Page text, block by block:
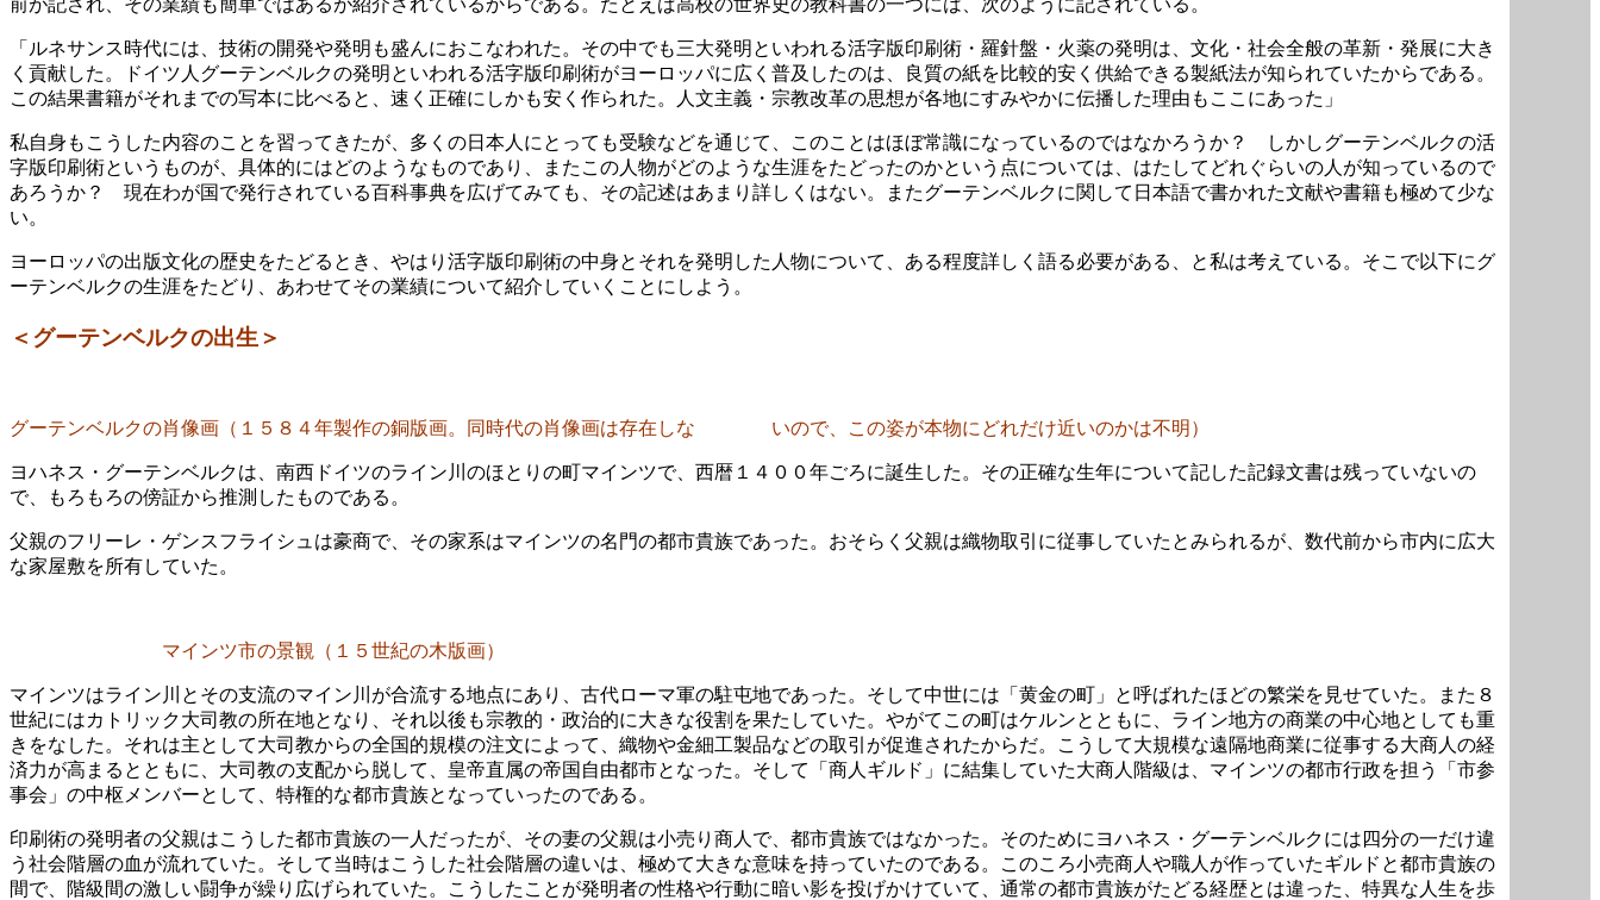
前が記され、その業績も簡単ではあるが紹介されているからである。たとえば高校の世界史の教科書の一つには、次のように記されている。
「ルネサンス時代には、技術の開発や発明も盛んにおこなわれた。その中でも三大発明といわれる活字版印刷術・羅針盤・火薬の発明は、文化・社会全般の革新・発展に大き
く貢献した。ドイツ人グーテンベルクの発明といわれる活字版印刷術がヨーロッパに広く普及したのは、良質の紙を比較的安く供給できる製紙法が知られていたからである。
この結果書籍がそれまでの写本に比べると、速く正確にしかも安く作られた。人文主義・宗教改革の思想が各地にすみやかに伝播した理由もここにあった」
私自身もこうした内容のことを習ってきたが、多くの日本人にとっても受験などを通じて、このことはほぼ常識になっているのではなかろうか？ しかしグーテンベルクの活
字版印刷術というものが、具体的にはどのようなものであり、またこの人物がどのような生涯をたどったのかという点については、はたしてどれぐらいの人が知っているので
あろうか？ 現在わが国で発行されている百科事典を広げてみても、その記述はあまり詳しくはない。またグーテンベルクに関して日本語で書かれた文献や書籍も極めて少な
い。
ヨーロッパの出版文化の歴史をたどるとき、やはり活字版印刷術の中身とそれを発明した人物について、ある程度詳しく語る必要がある、と私は考えている。そこで以下にグ
ーテンベルクの生涯をたどり、あわせてその業績について紹介していくことにしよう。
＜グーテンベルクの出生＞
グーテンベルクの肖像画（１５８４年製作の銅版画。同時代の肖像画は存在しな いので、この姿が本物にどれだけ近いのかは不明）
ヨハネス・グーテンベルクは、南西ドイツのライン川のほとりの町マインツで、西暦１４００年ごろに誕生した。その正確な生年について記した記録文書は残っていないの
で、もろもろの傍証から推測したものである。
父親のフリーレ・ゲンスフライシュは豪商で、その家系はマインツの名門の都市貴族であった。おそらく父親は織物取引に従事していたとみられるが、数代前から市内に広大
な家屋敷を所有していた。
マインツ市の景観（１５世紀の木版画）
マインツはライン川とその支流のマイン川が合流する地点にあり、古代ローマ軍の駐屯地であった。そして中世には「黄金の町」と呼ばれたほどの繁栄を見せていた。また８
世紀にはカトリック大司教の所在地となり、それ以後も宗教的・政治的に大きな役割を果たしていた。やがてこの町はケルンとともに、ライン地方の商業の中心地としても重
きをなした。それは主として大司教からの全国的規模の注文によって、織物や金細工製品などの取引が促進されたからだ。こうして大規模な遠隔地商業に従事する大商人の経
済力が高まるとともに、大司教の支配から脱して、皇帝直属の帝国自由都市となった。そして「商人ギルド」に結集していた大商人階級は、マインツの都市行政を担う「市参
事会」の中枢メンバーとして、特権的な都市貴族となっていったのである。
印刷術の発明者の父親はこうした都市貴族の一人だったが、その妻の父親は小売り商人で、都市貴族ではなかった。そのためにヨハネス・グーテンベルクには四分の一だけ違
う社会階層の血が流れていた。そして当時はこうした社会階層の違いは、極めて大きな意味を持っていたのである。このころ小売商人や職人が作っていたギルドと都市貴族の
間で、階級間の激しい闘争が繰り広げられていた。こうしたことが発明者の性格や行動に暗い影を投げかけていて、通常の都市貴族がたどる経歴とは違った、特異な人生を歩